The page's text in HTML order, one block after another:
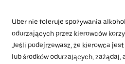
Uber nie toleruje spożywania
odurzających przez kierowców
Jeśli podejrzewasz, że kierowca
lub środków odurzających, zażądaj,